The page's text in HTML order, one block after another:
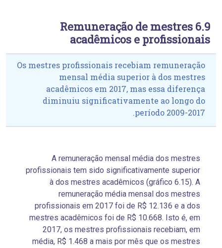
6.9 Remuneração de mestres
acadêmicos e profissionais
Os mestres profissionais recebiam remuneração
mensal média superior à dos mestres
acadêmicos em 2017, mas essa diferença
diminuiu significativamente ao longo do
período 2009-2017.
A remuneração mensal média dos mestres
profissionais tem sido significativamente superior
à dos mestres acadêmicos (gráfico 6.15). A
remuneração média mensal dos mestres
profissionais em 2017 foi de R$ 12.136 e a dos
mestres acadêmicos foi de R$ 10.668. Isto é, em
2017, os mestres profissionais recebiam, em
média, R$ 1.468 a mais por mês que os mestres